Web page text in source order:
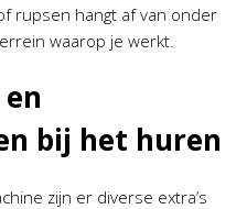
rupsen hangt af van onder
waarop je werkt.
bij het huren
zijn er diverse extra’s